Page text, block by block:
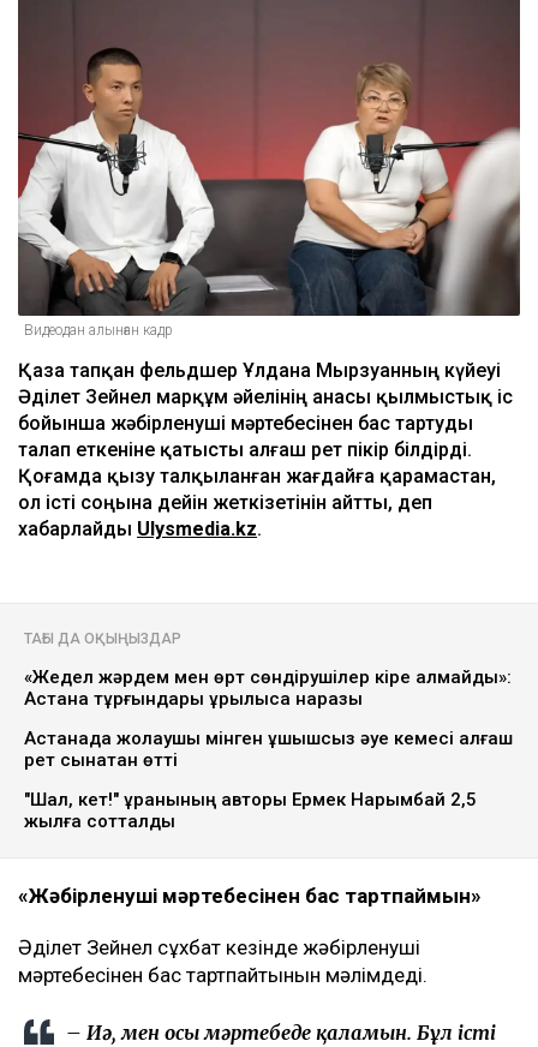
Видеодан алынған кадр
Қаза тапқан фельдшер Ұлдана Мырзуанның күйеуі
Әділет Зейнел марқұм әйелінің анасы қылмыстық іс
бойынша жәбірленуші мәртебесінен бас тартуды
талап еткеніне қатысты алғаш рет пікір білдірді.
Қоғамда қызу талқыланған жағдайға қарамастан,
ол істі соңына дейін жеткізетінін айтты, деп
хабарлайды Ulysmedia.kz.
ТАҒЫ ДА ОҚЫҢЫЗДАР
«Жедел жәрдем мен өрт сөндірушілер кіре алмайды»:
Астана тұрғындары құрылысқа наразы
Астанада жолаушы мінген ұшқышсыз әуе кемесі алғаш
рет сынақтан өтті
"Шал, кет!" ұранының авторы Ермек Нарымбай 2,5
жылға сотталды
«Жәбірленуші мәртебесінен бас тартпаймын»
Әділет Зейнел сұхбат кезінде жәбірленуші
мәртебесінен бас тартпайтынын мәлімдеді.
– Иә, мен осы мәртебеде қаламын. Бұл істі